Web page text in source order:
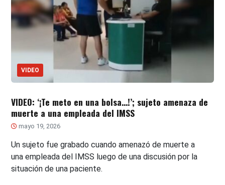
VIDEO
VIDEO: ‘¡Te meto en una bolsa…!’; sujeto amenaza de
muerte a una empleada del IMSS
mayo 19, 2026
Un sujeto fue grabado cuando amenazó de muerte a
una empleada del IMSS luego de una discusión por la
situación de una paciente.